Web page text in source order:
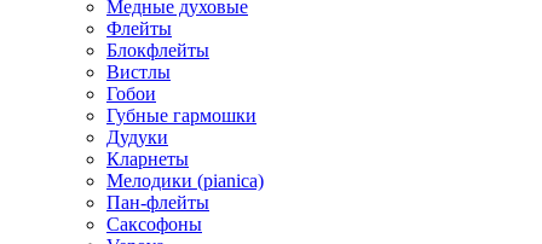
Медные духовые
Флейты
Блокфлейты
Вистлы
Гобои
Губные гармошки
Дудуки
Кларнеты
Мелодики (pianica)
Пан-флейты
Саксофоны